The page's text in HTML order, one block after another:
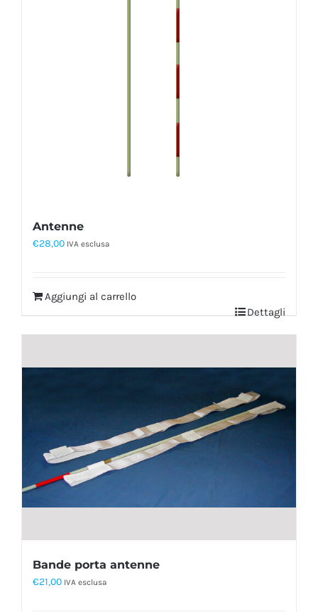
Antenne
€28,00 IVA esclusa
Aggiungi al carrello
Dettagli
Bande porta antenne
€21,00 IVA esclusa